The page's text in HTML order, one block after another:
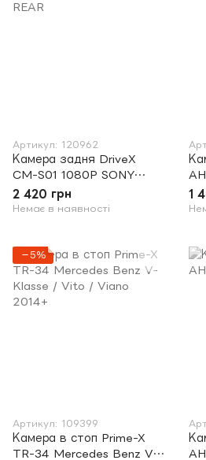
Артикул: 120962
Камера задня DriveX
CM-S01 1080P SONY
REAR
2 420 грн
Немає в наявності
1
−5%
Артикул: 109399
Камера в стоп Prime-X
TR-34 Mercedes Benz V-